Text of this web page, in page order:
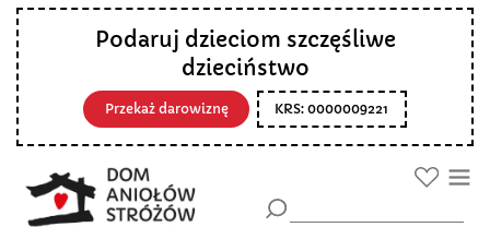
Podaruj dzieciom szczęśliwe
dzieciństwo
Przekaż darowiznę KRS: 0000009221